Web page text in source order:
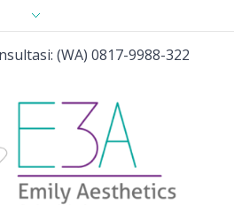
(WA) 0817-9988-322